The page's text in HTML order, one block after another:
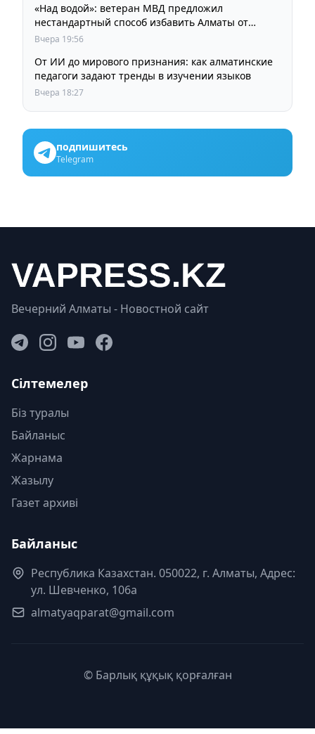
«Над водой»: ветеран МВД предложил
нестандартный способ избавить Алматы от
пробок и смога
Вчера 19:56
От ИИ до мирового признания: как алматинские
педагоги задают тренды в изучении языков
Вчера 18:27
подпишитесь
Telegram
Вечерний Алматы - Новостной сайт
Сілтемелер
Біз туралы
Байланыс
Жарнама
Жазылу
Газет архиві
Байланыс
Республика Казахстан. 050022, г. Алматы, Адрес:
ул. Шевченко, 106а
almatyaqparat@gmail.com
© Барлық құқық қорғалған